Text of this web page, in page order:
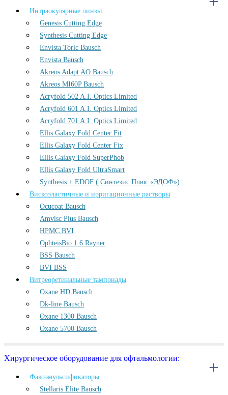
Интраокулярные линзы
Genesis Cutting Edge
Synthesis Cutting Edge
Envista Toric Bausch
Envista Bausch
Akreos Adapt AO Bausch
Akreos MI60P Bausch
Acryfold 502 A.I. Optics Limited
Acryfold 601 A.I. Optics Limited
Acryfold 701 A.I. Optics Limited
Ellis Galaxy Fold Center Fit
Ellis Galaxy Fold Center Fix
Ellis Galaxy Fold SuperPhob
Ellis Galaxy Fold UltraSmart
Synthesis + EDOF ( Синтезис Плюс «ЭДОФ»)
Вискоэластичные и ирригационные растворы
Ocucoat Bausch
Amvisc Plus Bausch
HPMC BVI
OphteisBio 1.6 Rayner
BSS Bausch
BVI BSS
Витреоретинальные тампонады
Oxane HD Bausch
Dk-line Bausch
Oxane 1300 Bausch
Oxane 5700 Bausch
Хирургическое оборудование для офтальмологии:
Факоэмульсификаторы
Stellaris Elite Bausch